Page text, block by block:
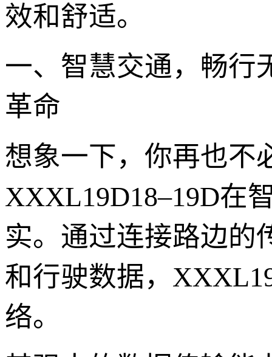
效和舒适。
一、智慧交通，畅行
革命
想象一下，你再也不
XXXL19D18–19D在
实。通过连接路边的
和行驶数据，
络。